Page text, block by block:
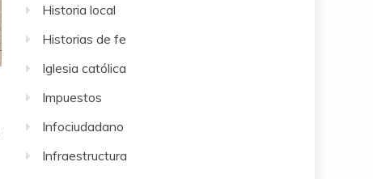
Historia local
Historias de fe
Iglesia católica
Impuestos
Infociudadano
Infraestructura